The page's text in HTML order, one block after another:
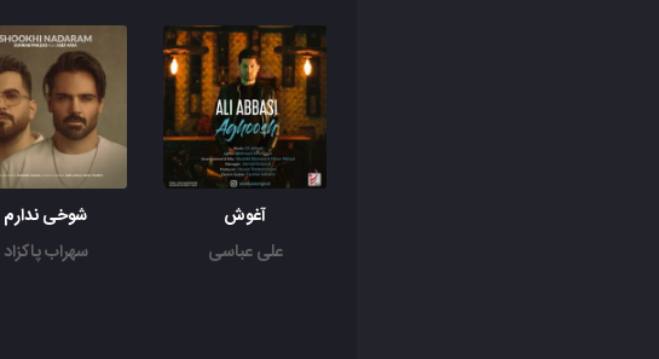
آغوش
علی عباسی
شوخی ندارم
سهراب پاکزاد